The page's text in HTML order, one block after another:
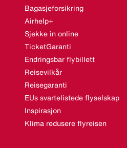
Bagasjeforsikring
Airhelp+
Sjekke in online
TicketGaranti
Endringsbar flybillett
Reisevilkår
Reisegaranti
EUs svartelistede flyselskap
Inspirasjon
Klima redusere flyreisen